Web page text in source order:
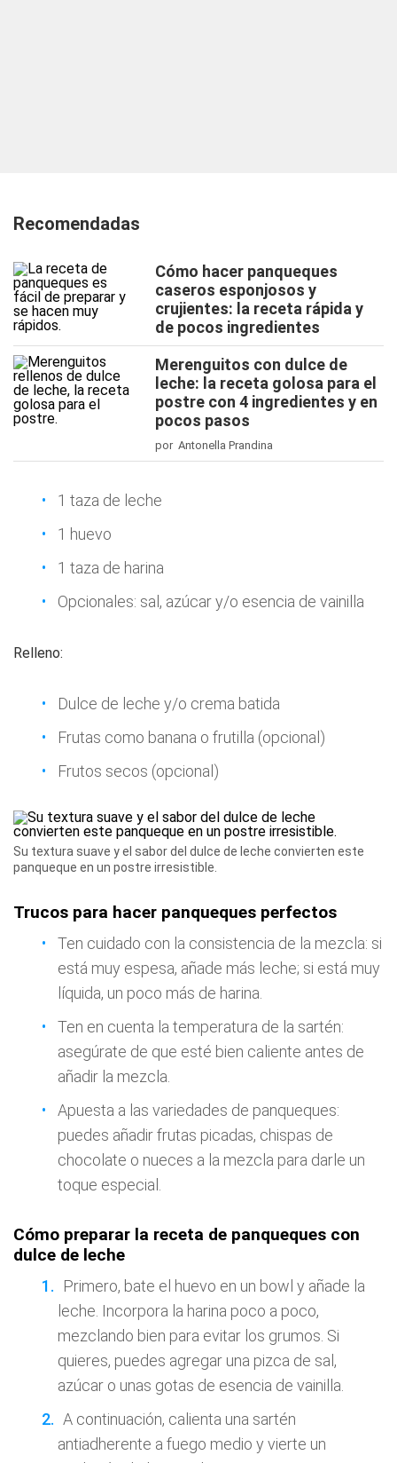
Recomendadas
Cómo hacer panqueques
caseros esponjosos y
crujientes: la receta rápida y
de pocos ingredientes
Merenguitos con dulce de
leche: la receta golosa para el
postre con 4 ingredientes y en
pocos pasos
por Antonella Prandina
1 taza de leche
1 huevo
1 taza de harina
Opcionales: sal, azúcar y/o esencia de vainilla
Relleno:
Dulce de leche y/o crema batida
Frutas como banana o frutilla (opcional)
Frutos secos (opcional)
Su textura suave y el sabor del dulce de leche convierten este
panqueque en un postre irresistible.
Trucos para hacer panqueques perfectos
Ten cuidado con la consistencia de la mezcla: si
está muy espesa, añade más leche; si está muy
líquida, un poco más de harina.
Ten en cuenta la temperatura de la sartén:
asegúrate de que esté bien caliente antes de
añadir la mezcla.
Apuesta a las variedades de panqueques:
puedes añadir frutas picadas, chispas de
chocolate o nueces a la mezcla para darle un
toque especial.
Cómo preparar la receta de panqueques con
dulce de leche
Primero, bate el huevo en un bowl y añade la
leche. Incorpora la harina poco a poco,
mezclando bien para evitar los grumos. Si
quieres, puedes agregar una pizca de sal,
azúcar o unas gotas de esencia de vainilla.
A continuación, calienta una sartén
antiadherente a fuego medio y vierte un